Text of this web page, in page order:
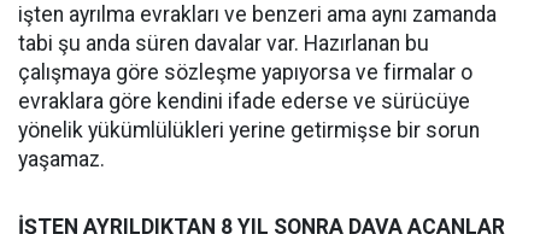
işten ayrılma evrakları ve benzeri ama aynı zamanda
tabi şu anda süren davalar var. Hazırlanan bu
çalışmaya göre sözleşme yapıyorsa ve firmalar o
evraklara göre kendini ifade ederse ve sürücüye
yönelik yükümlülükleri yerine getirmişse bir sorun
yaşamaz.
İŞTEN AYRILDIKTAN 8 YIL SONRA DAVA AÇANLAR